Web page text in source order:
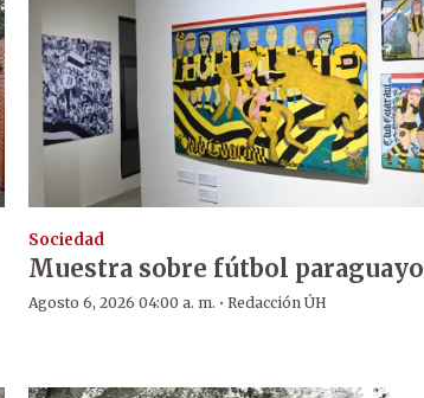
Sociedad
Muestra sobre fútbol paraguayo
Agosto 6, 2026 04:00 a. m. ·Redacción ÚH